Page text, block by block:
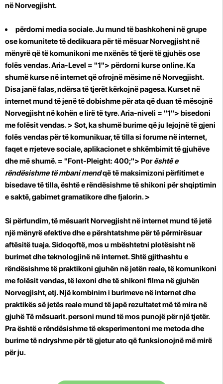
në Norvegjisht.
përdorni media sociale. Ju mund të bashkoheni në grupe
ose komunitete të dedikuara për të mësuar Norvegjisht në
mënyrë që të komunikoni me nxënës të tjerë të gjuhës ose
folës vendas. Aria-Level = "1"> përdorni kurse online.Ka
shumë kurse në internet që ofrojnë mësime në Norvegjisht.
Disa janë falas, ndërsa të tjerët kërkojnë pagesa. Kurset në
internet mund të jenë të dobishme për ata që duan të mësojnë
Norvegjisht në kohën e lirë të tyre. Aria-niveli = "1"> bisedoni
me folësit vendas. > Sot, ka shumë burime që ju lejojnë të gjeni
folës vendas për të komunikuar, të tilla si forume në internet,
faqet e rrjeteve sociale, aplikacionet e shkëmbimit të gjuhëve
dhe më shumë. = "Font-Pleight: 400;"> Porështë e
rëndësishme të mbani mendqë të maksimizoni përfitimet e
bisedave të tilla, është e rëndësishme të shikoni për shqiptimin
e saktë, gabimet gramatikore dhe fjalorin. >
Si përfundim, të mësuarit Norvegjisht në internet mund të jetë
një mënyrë efektive dhe e përshtatshme për të përmirësuar
aftësitë tuaja. Sidoqoftë, mos u mbështetni plotësisht në
burimet dhe teknologjinë në internet. Shtë gjithashtu e
rëndësishme të praktikoni gjuhën në jetën reale, të komunikoni
me folësit vendas, të lexoni dhe të shikoni filma në gjuhën
Norvegjisht, etj. Një kombinim i burimeve në internet dhe
praktikës së jetës reale mund të japë rezultatet më të mira në
gjuhë Të mësuarit. personi mund të mos punojë për një tjetër.
Praështë e rëndësishme të eksperimentoni me metoda dhe
burime të ndryshme për të gjetur ato që funksionojnë më mirë
për ju.